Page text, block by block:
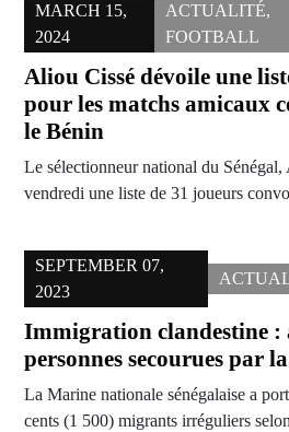
MARCH 15,
2024
ACTUALITÉ,
FOOTBALL
Aliou Cissé dévoile une
pour les matchs amicaux
le Bénin
Le sélectionneur national du
vendredi une liste de 31 joueurs
SEPTEMBER 07,
2023
Immigration clandestine :
personnes secourues par
La Marine nationale sénégalaise a
cents (1 500) migrants irréguliers